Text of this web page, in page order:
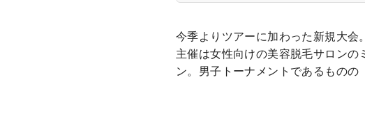
今季よりツアーに加わった新規大会
主催は女性向けの美容脱毛サロンの
ン。男子トーナメントであるものの